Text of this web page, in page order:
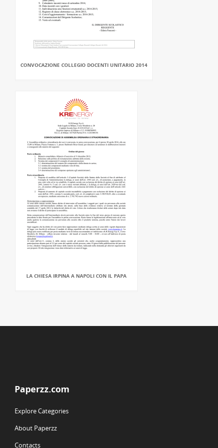
CONVOCAZIONE COLLEGIO DOCENTI UNITARIO 2014
LA CHIESA IRPINA A NAPOLI CON IL PAPA
Paperzz.com
Explore Categories
About Paperzz
Contacts